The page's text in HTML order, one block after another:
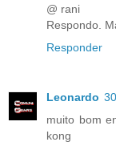
@ rani
Respondo.
Responder
Leonardo
muito bom
kong